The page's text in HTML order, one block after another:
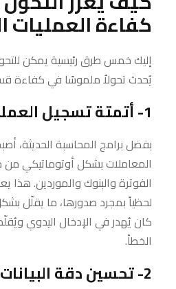
كفاءة العمليات
إليك خمس طرق رئيسية يمكن
يُحدث تحولاُ ملموسًا في كفاءة
1- أتمتة تسجيل العمليات المالية
بفضل برامج المحاسبة الحديثة،
المعاملات بشكل أوتوماتيكي من
الفوترة والبنوك والموردين. هذا
لحظياً بمجرد صدورها، ما يقلّل
كان يُهدر في الإدخال اليدوي
الخطأ.
2- تحسين دقة البيانات والتقارير